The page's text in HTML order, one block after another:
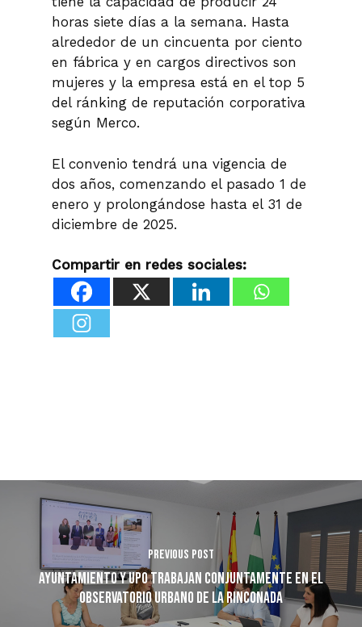
horas siete días a la semana. Hasta
alrededor de un cincuenta por ciento
en fábrica y en cargos directivos son
mujeres y la empresa está en el top 5
del ránking de reputación corporativa
según Merco.
El convenio tendrá una vigencia de
dos años, comenzando el pasado 1 de
enero y prolongándose hasta el 31 de
diciembre de 2025.
Compartir en redes sociales:
Previous Post
Ayuntamiento y UPO trabajan conjuntamente en el
Observatorio Urbano de La Rinconada